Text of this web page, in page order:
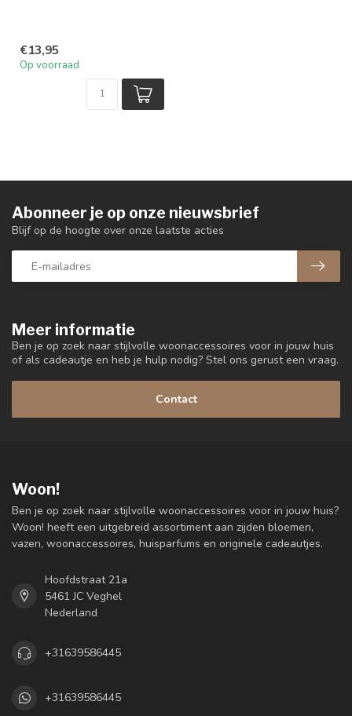
€13,95
Op voorraad
Meer informatie
Ben je op zoek naar stijlvolle woonaccessoires voor in jouw huis
of als cadeautje en heb je hulp nodig? Stel ons gerust een vraag.
Contact
Abonneer je op onze nieuwsbrief
Blijf op de hoogte over onze laatste acties
Woon!
Ben je op zoek naar stijlvolle woonaccessoires voor in jouw huis?
Woon! heeft een uitgebreid assortiment aan zijden bloemen,
vazen, woonaccessoires, huisparfums en originele cadeautjes.
Hoofdstraat 21a
5461 JC Veghel
Nederland
+31639586445
+31639586445